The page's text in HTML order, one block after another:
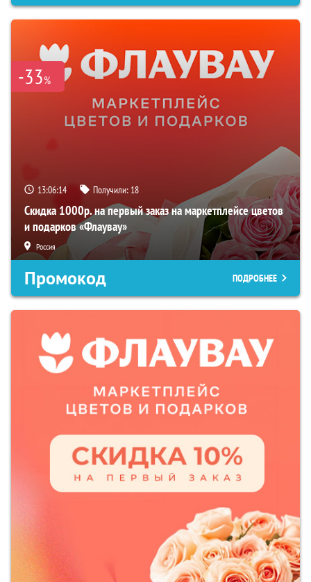
-33%
13:06:13 Получили: 18
Скидка 1000р. на первый заказ на маркетплейсе цветов
и подарков «Флаувау»
Россия
Промокод ПОДРОБНЕЕ